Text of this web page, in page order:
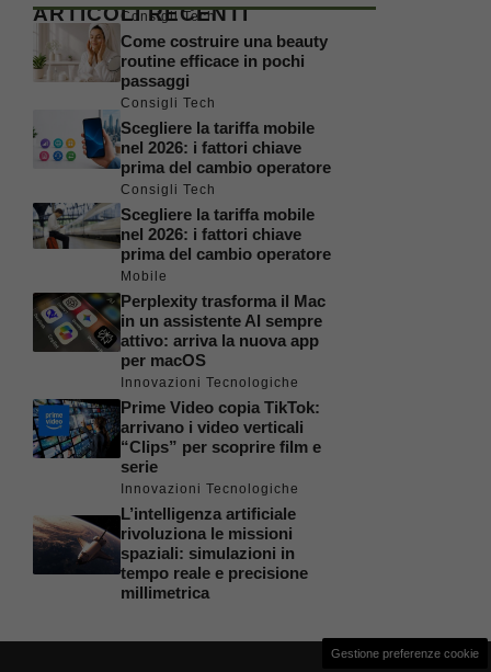
ARTICOLI RECENTI
Consigli Tech
Come costruire una beauty
routine efficace in pochi
passaggi
Consigli Tech
Scegliere la tariffa mobile
nel 2026: i fattori chiave
prima del cambio operatore
Consigli Tech
Scegliere la tariffa mobile
nel 2026: i fattori chiave
prima del cambio operatore
Mobile
Perplexity trasforma il Mac
in un assistente AI sempre
attivo: arriva la nuova app
per macOS
Innovazioni Tecnologiche
Prime Video copia TikTok:
arrivano i video verticali
“Clips” per scoprire film e
serie
Innovazioni Tecnologiche
L’intelligenza artificiale
rivoluziona le missioni
spaziali: simulazioni in
tempo reale e precisione
millimetrica
Gestione preferenze cookie